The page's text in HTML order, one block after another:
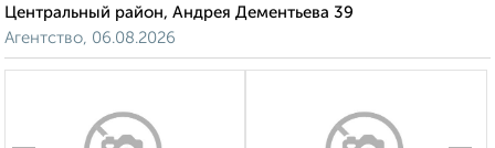
Центральный район, Андрея Дементьева 39
Агентство, 06.08.2026